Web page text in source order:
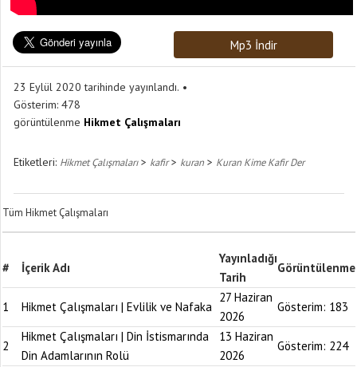
Mp3 İndir
23 Eylül 2020 tarihinde yayınlandı.
Gösterim: 478
görüntülenme Hikmet Çalışmaları
Etiketleri: Hikmet Çalışmaları> kafir> kuran > Kuran Kime Kafir Der
Tüm Hikmet Çalışmaları
# İçerik Adı
Yayınladığı
Tarih
Görüntülenme
1 Hikmet Çalışmaları | Evlilik ve Nafaka
27 Haziran
2026
Gösterim: 183
2
Hikmet Çalışmaları | Din İstismarında
Din Adamlarının Rolü
13 Haziran
2026
Gösterim: 224